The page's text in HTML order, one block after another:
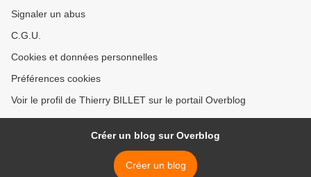
Signaler un abus
C.G.U.
Cookies et données personnelles
Préférences cookies
Voir le profil de Thierry BILLET sur le portail Overblog
Créer un blog sur Overblog
Créer un blog